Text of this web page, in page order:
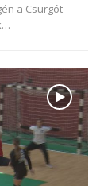
a Csurgót
…